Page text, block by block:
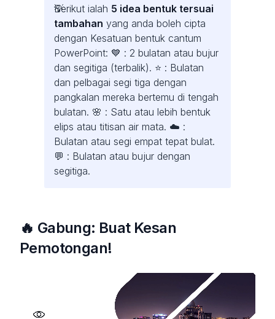
Berikut ialah 5 idea bentuk tersuai
tambahan yang anda boleh cipta
dengan Kesatuan bentuk cantum
PowerPoint: 💙 : 2 bulatan atau bujur
dan segitiga (terbalik). ⭐️ : Bulatan
dan pelbagai segi tiga dengan
pangkalan mereka bertemu di tengah
bulatan. 🌸 : Satu atau lebih bentuk
elips atau titisan air mata. ☁️ :
Bulatan atau segi empat tepat bulat.
💬 : Bulatan atau bujur dengan
segitiga.
🔥 Gabung: Buat Kesan
Pemotongan!